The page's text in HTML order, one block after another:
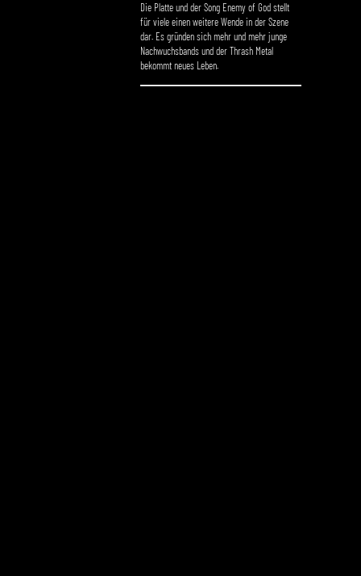
Die Platte und der Song Enemy of God stellt
für viele einen weitere Wende in der Szene
dar. Es gründen sich mehr und mehr junge
Nachwuchsbands und der Thrash Metal
bekommt neues Leben.